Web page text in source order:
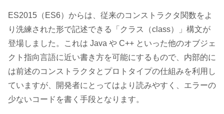
ES2015（ES6）からは、従来のコンストラクタ関数をよ
り洗練された形で記述できる「クラス（class）」構文が
登場しました。これは Java や C++ といった他のオブジェ
クト指向言語に近い書き方を可能にするもので、内部的に
は前述のコンストラクタとプロトタイプの仕組みを利用し
ていますが、開発者にとってはより読みやすく、エラーの
少ないコードを書く手段となります。